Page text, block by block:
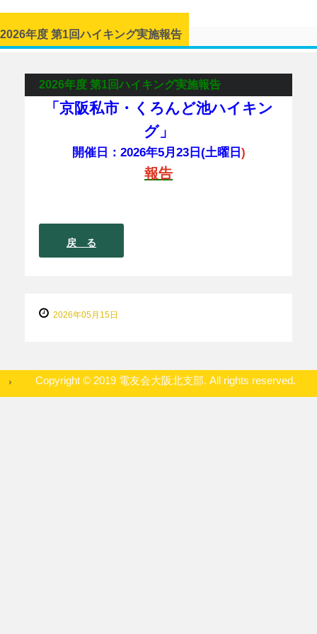
2026年度 第1回ハイキング実施報告
2026年度 第1回ハイキング実施報告
「京阪私市・くろんど池ハイキン
グ」
開催日：2026年5月23日(土曜日 )
報告
戻 る
2026年05月15日
Copyright © 2019 電友会大阪北支部. All rights reserved.